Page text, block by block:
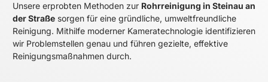
Unsere erprobten Methoden zur Rohrreinigung in Steinau an
der Straße sorgen für eine gründliche, umweltfreundliche
Reinigung. Mithilfe moderner Kameratechnologie identifizieren
wir Problemstellen genau und führen gezielte, effektive
Reinigungsmaßnahmen durch.